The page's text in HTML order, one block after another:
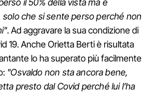
il 50% della vista ma è
che si sente perso perché non
. Ad aggravare la sua condizione di
19. Anche Orietta Berti è risultata
lo ha superato più facilmente
"Osvaldo non sta ancora bene,
presto dal Covid perché lui l’ha